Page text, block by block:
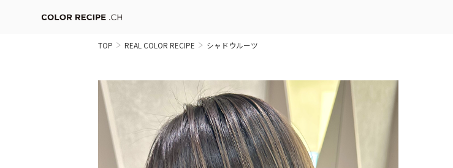
TOP REAL COLOR RECIPE シャドウルーツ